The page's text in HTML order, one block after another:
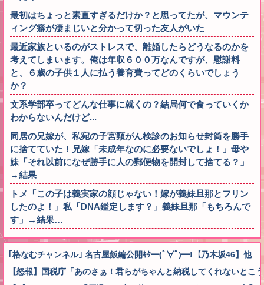
最初はちょっと素直すぎるだけか？と思ってたが、マウンテ
ィング癖が凄まじいと分かって切った友人がいた
最近家族といるのがストレスで、離婚したらどうなるのかを
考えてしまいます。俺は年収６００万なんですが、慰謝料
と、６歳の子供１人に払う養育費ってどのくらいでしょう
か？
文系学部卒ってどんな仕事に就くの？結局何で食っていくか
わからないんだけど...
同居の兄嫁が、私宛の子宮頸がん検診のお知らせ封筒を勝手
に捨てていた！兄嫁「未成年なのに必要ないでしょ！」母や
妹「それ以前になぜ勝手に人の郵便物を開封して捨てる？」
→結果
トメ「この子は義実家の顔じゃない！嫁が義妹旦那とフリン
したのよ！」私「DNA鑑定します？」義妹旦那「もちろんで
す」→結果…
｢格なむチャンネル｣ 名古屋飯編公開ｷﾀ━(ﾟ∀ﾟ)━!【乃木坂46】他
【怒報】国税庁「あのさぁ！君らがちゃんと納税してくれないと